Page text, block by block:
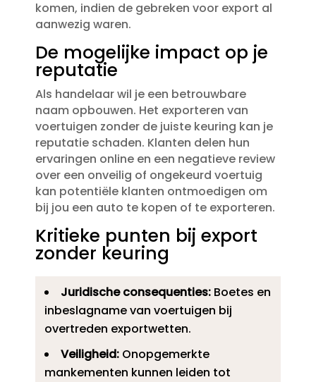
komen, indien de gebreken voor export al
aanwezig waren.​
De mogelijke impact op je
reputatie
Als handelaar wil je een betrouwbare
naam opbouwen.​ Het exporteren van
voertuigen zonder de juiste keuring kan je
reputatie schaden.​ Klanten delen hun
ervaringen online en een negatieve review
over een onveilig of ongekeurd voertuig
kan potentiële klanten ontmoedigen om
bij jou een auto te kopen of te exporteren.​
Kritieke punten bij export
zonder keuring
Juridische consequenties:Boetes en
inbeslagname van voertuigen bij
overtreden exportwetten.​
Veiligheid:Onopgemerkte
mankementen kunnen leiden tot